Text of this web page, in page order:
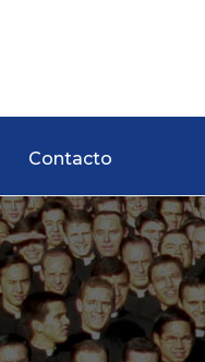
Contacto